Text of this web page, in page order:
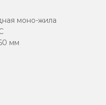
моно-жила
мм